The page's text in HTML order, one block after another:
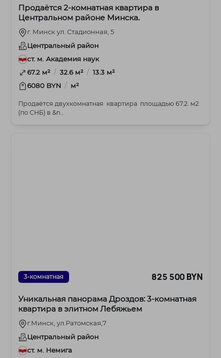
Продаётся 2‑комнатная квартира в
Центральном районе Минска.
г. Минск ул. Стадионная, 5
Центральный район
ст. м. Академия наук
67.2 м² / 32.6 м² / 13.3 м²
6080 BYN / м²
Продаётся двухкомнатная квартира площадью 67.2. м2
(по СНБ) в &n...
3-комнатная 825 500 BYN
Уникальная панорама Дроздов: 3-комнатная
квартира в элитном Лебяжьем
г.Минск, ул.Ратомская,7
Центральный район
ст. м. Немига